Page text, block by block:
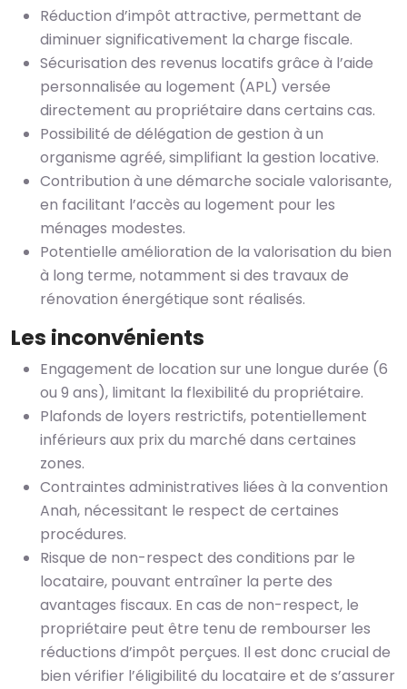
Réduction d’impôt attractive, permettant de
diminuer significativement la charge fiscale.
Sécurisation des revenus locatifs grâce à l’aide
personnalisée au logement (APL) versée
directement au propriétaire dans certains cas.
Possibilité de délégation de gestion à un
organisme agréé, simplifiant la gestion locative.
Contribution à une démarche sociale valorisante,
en facilitant l’accès au logement pour les
ménages modestes.
Potentielle amélioration de la valorisation du bien
à long terme, notamment si des travaux de
rénovation énergétique sont réalisés.
Les inconvénients
Engagement de location sur une longue durée (6
ou 9 ans), limitant la flexibilité du propriétaire.
Plafonds de loyers restrictifs, potentiellement
inférieurs aux prix du marché dans certaines
zones.
Contraintes administratives liées à la convention
Anah, nécessitant le respect de certaines
procédures.
Risque de non-respect des conditions par le
locataire, pouvant entraîner la perte des
avantages fiscaux. En cas de non-respect, le
propriétaire peut être tenu de rembourser les
réductions d’impôt perçues. Il est donc crucial de
bien vérifier l’éligibilité du locataire et de s’assurer